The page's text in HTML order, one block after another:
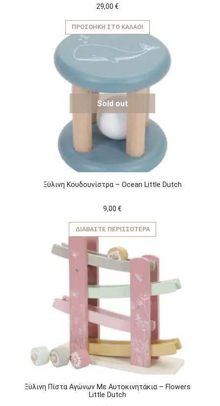
29,00 €
ΠΡΟΣΘΉΚΗ ΣΤΟ ΚΑΛΆΘΙ
Sold out
Ξύλινη Κουδουνίστρα – Ocean Little Dutch
9,00 €
ΔΙΑΒΆΣΤΕ ΠΕΡΙΣΣΌΤΕΡΑ
Ξύλινη Πίστα Αγώνων Με Αυτοκινητάκια – Flowers
Little Dutch